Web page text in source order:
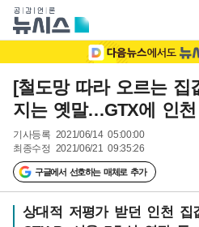
[철도망 따라 오르는
지는 옛말…GTX에 인
기사등록 2021/06/14 05:00:00
최종수정 2021/06/21 09:35:26
구글에서 선호하는 매체로 추가
상대적 저평가 받던 인천 집